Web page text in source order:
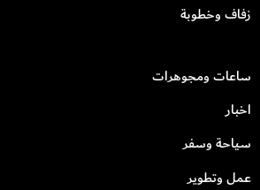
زفاف وخطوبة
ساعات ومجوهرات
اخبار
سياحة وسفر
عمل وتطوير